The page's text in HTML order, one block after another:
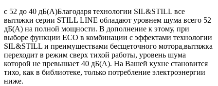
с 52 до 40 дБ(А)Благодаря технологии SIL&STILL все
вытяжки серии STILL LINE обладают уровнем шума всего 52
дБ(А) на полной мощности. В дополнение к этому, при
выборе функции ЕСО в комбинации с эффектами технологии
SIL&STILL и преимуществами бесщеточного мотора,вытяжка
переходит в режим сверх тихой работы, уровень шума
которой не превышает 40 дБ(А). На Вашей кухне становится
тихо, как в библиотеке, только потребление электроэнергии
ниже.